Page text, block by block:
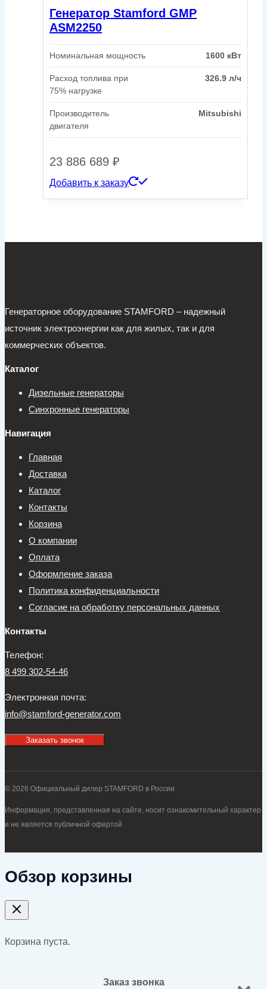
Генератор Stamford GMP
ASM2250
Номинальная мощность 1600 кВт
Расход топлива при
75% нагрузке
326.9 л/ч
Производитель
двигателя
Mitsubishi
23 886 689 ₽
Добавить к заказу
Генераторное оборудование STAMFORD – надежный
источник электроэнергии как для жилых, так и для
коммерческих объектов.
Каталог
Дизельные генераторы
Синхронные генераторы
Навигация
Главная
Доставка
Каталог
Контакты
Корзина
О компании
Оплата
Оформление заказа
Политика конфиденциальности
Согласие на обработку персональных данных
Контакты
Телефон:
8 499 302-54-46
Электронная почта:
info@stamford-generator.com
Заказать звонок
© 2026 Официальный дилер STAMFORD в России
Информация, представленная на сайте, носит ознакомительный характер
и не является публичной офертой
Обзор корзины
Корзина пуста.
Заказ звонка